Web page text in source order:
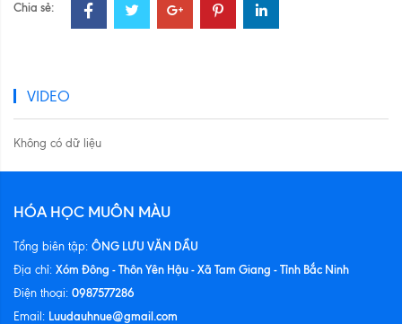
Chia sẻ:
VIDEO
Không có dữ liệu
HÓA HỌC MUÔN MÀU
Tổng biên tập: ÔNG LƯU VĂN DẦU
Địa chỉ: Xóm Đông - Thôn Yên Hậu - Xã Tam Giang - Tỉnh Bắc Ninh
Điện thoại: 0987577286
Email: Luudauhnue@gmail.com